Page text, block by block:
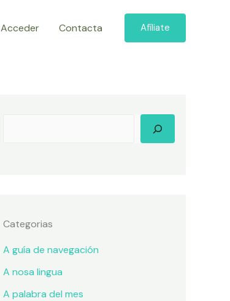
Acceder Contacta Afíliate
Categorias
A guía de navegación
A nosa lingua
A palabra del mes